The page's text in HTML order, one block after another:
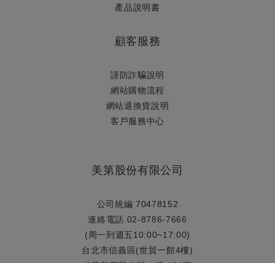
產品說明書
顧客服務
謹防詐騙說明
網站購物流程
網站退換貨說明
​客戶服務中心
美第股份有限公司
公司統編 70478152
連絡電話 02-8786-7666
(周一到週五10:00~17:00)
台北市信義區(世貿一館4樓)